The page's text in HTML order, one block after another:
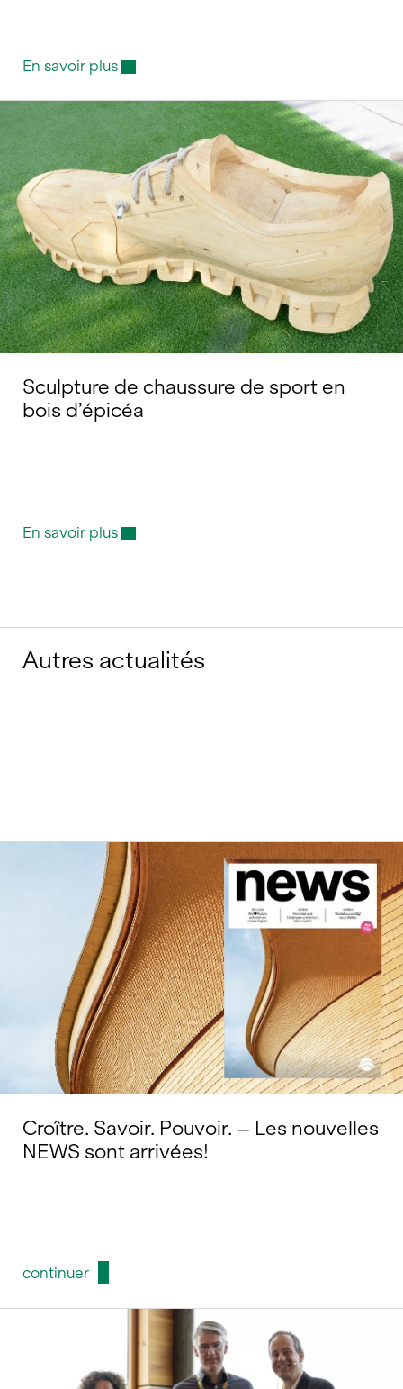
En savoir plus
Sculpture de chaussure de sport en
bois d’épicéa
En savoir plus
Autres actualités
Croître. Savoir. Pouvoir. – Les nouvelles
NEWS sont arrivées!
continuer